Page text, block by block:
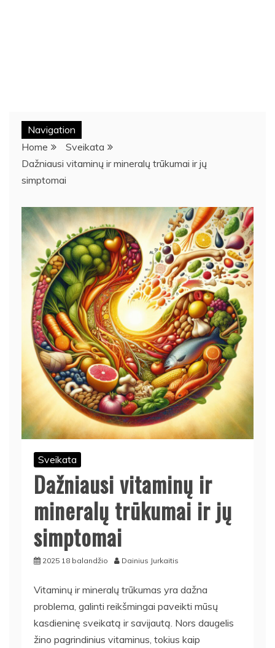
Navigation
Home
Sveikata
Dažniausi vitaminų ir mineralų trūkumai ir jų
simptomai
Sveikata
Dažniausi vitaminų ir
mineralų trūkumai ir jų
simptomai
2025 18 balandžio Dainius Jurkaitis
Vitaminų ir mineralų trūkumas yra dažna
problema, galinti reikšmingai paveikti mūsų
kasdieninę sveikatą ir savijautą. Nors daugelis
žino pagrindinius vitaminus, tokius kaip